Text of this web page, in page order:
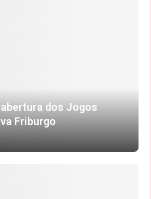
dos Jogos
Friburgo